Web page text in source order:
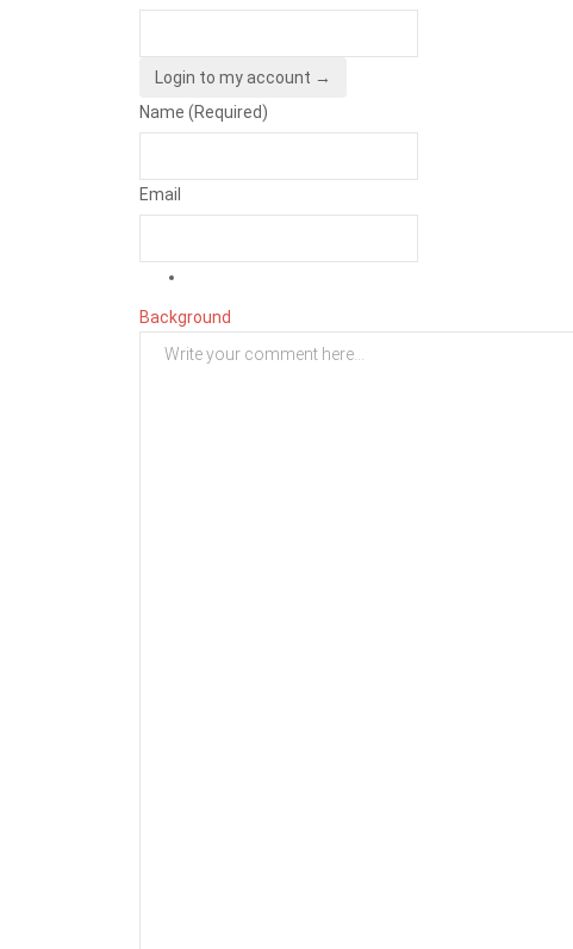
Login to my account →
Name (Required)
Email
Background